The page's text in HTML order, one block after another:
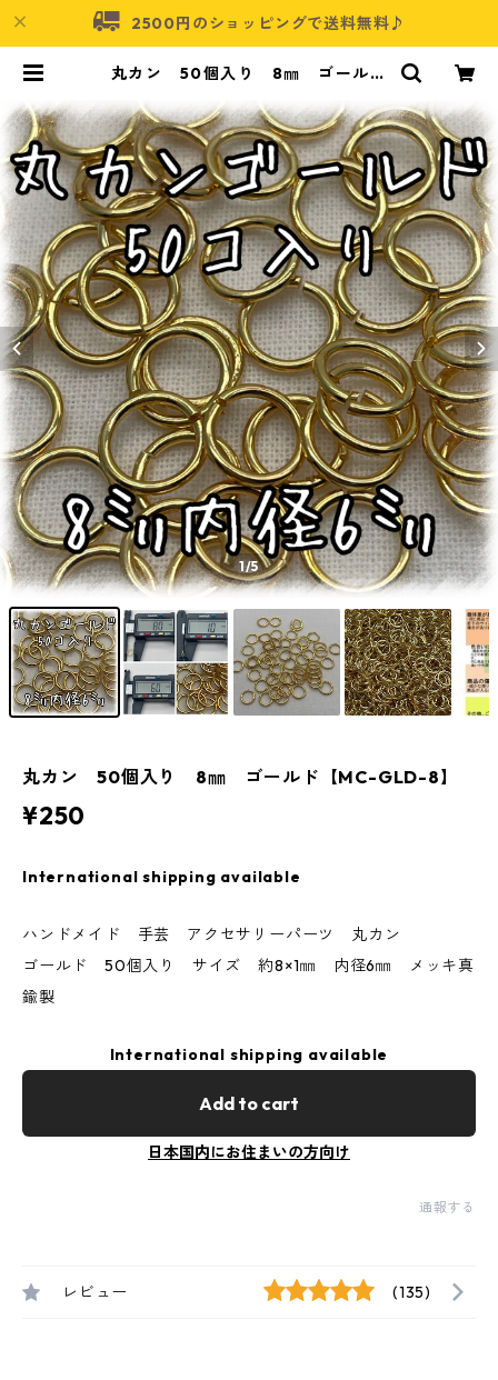
2500円のショッピングで送料無料♪
丸カン 50個入り 8㎜ ゴールド
ーツショップ・可愛いハンドメイド
パーツ通販 | ネムネコ
1/5
丸カン 50個入り 8㎜ ゴールド【MC-GLD-8】
¥250
International shipping available
ハンドメイド 手芸 アクセサリーパーツ 丸カン
ゴールド 50個入り サイズ 約8×1㎜ 内径6㎜ メッキ真
鍮製
International shipping available
Add to cart
日本国内にお住まいの方向け
通報する
レビュー (135)